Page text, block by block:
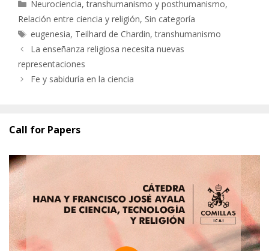
Neurociencia, transhumanismo y posthumanismo,
Relación entre ciencia y religión, Sin categoría
Etiquetas
eugenesia, Teilhard de Chardin,transhumanismo
La enseñanza religiosa necesita nuevas
representaciones
Fe y sabiduría en la ciencia
Call for Papers